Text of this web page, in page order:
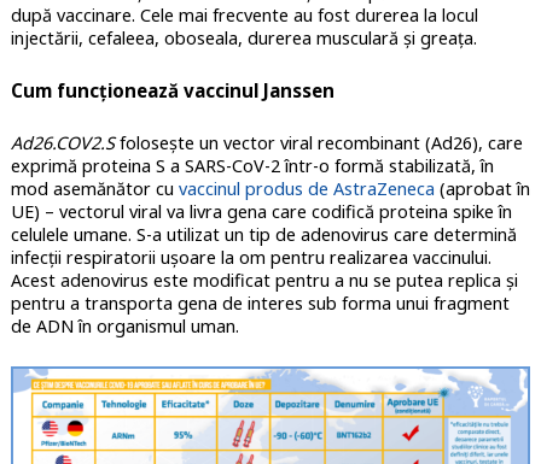
după vaccinare. Cele mai frecvente au fost durerea la locul
injectării, cefaleea, oboseala, durerea musculară și greața.
Cum funcționează vaccinul Janssen
Ad26.COV2.Sfolosește un vector viral recombinant (Ad26), care
exprimă proteina S a SARS-CoV-2 într-o formă stabilizată, în
mod asemănător cu vaccinul produs de AstraZeneca (aprobat în
UE) – vectorul viral va livra gena care codifică proteina spike în
celulele umane. S-a utilizat un tip de adenovirus care determină
infecții respiratorii ușoare la om pentru realizarea vaccinului.
Acest adenovirus este modificat pentru a nu se putea replica și
pentru a transporta gena de interes sub forma unui fragment
de ADN în organismul uman.